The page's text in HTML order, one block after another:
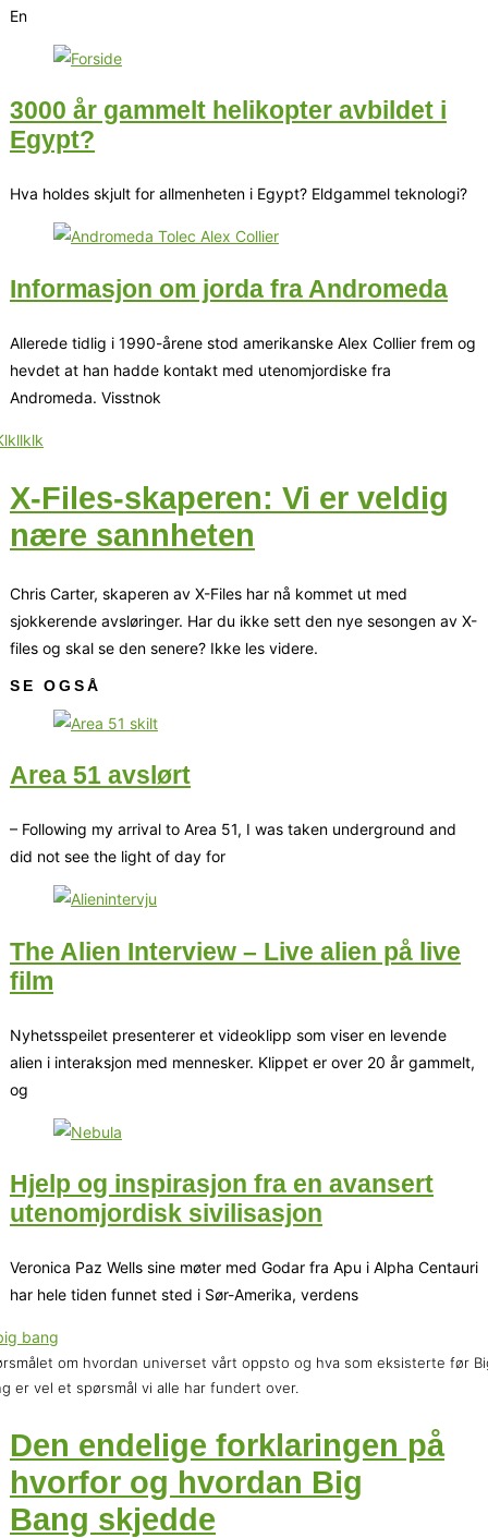
En
3000 år gammelt helikopter avbildet i
Egypt?
Hva holdes skjult for allmenheten i Egypt? Eldgammel teknologi?
Informasjon om jorda fra Andromeda
Allerede tidlig i 1990-årene stod amerikanske Alex Collier frem og
hevdet at han hadde kontakt med utenomjordiske fra
Andromeda. Visstnok
X-Files-skaperen: Vi er veldig
nære sannheten
Chris Carter, skaperen av X-Files har nå kommet ut med
sjokkerende avsløringer. Har du ikke sett den nye sesongen av X-
files og skal se den senere? Ikke les videre.
SE OGSÅ
Area 51 avslørt
– Following my arrival to Area 51, I was taken underground and
did not see the light of day for
The Alien Interview – Live alien på live
film
Nyhetsspeilet presenterer et videoklipp som viser en levende
alien i interaksjon med mennesker. Klippet er over 20 år gammelt,
og
Hjelp og inspirasjon fra en avansert
utenomjordisk sivilisasjon
Veronica Paz Wells sine møter med Godar fra Apu i Alpha Centauri
har hele tiden funnet sted i Sør-Amerika, verdens
om hvordan universet vårt oppsto og hva som eksisterte før
er vel et spørsmål vi alle har fundert over.
Den endelige forklaringen på
hvorfor og hvordan Big
Bang skjedde